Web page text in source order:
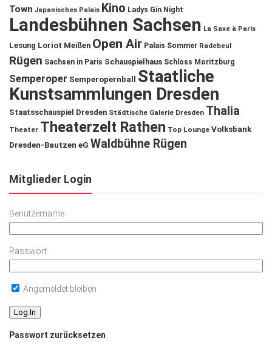
Town Japanisches Palais Kino Ladys Gin Night
Landesbühnen Sachsen La Saxe à Paris
Lesung Loriot Meißen Open Air Palais Sommer Radebeul
Rügen Sachsen in Paris Schauspielhaus Schloss Moritzburg
Semperoper Semperopernball
Staatliche
Kunstsammlungen Dresden
Staatsschauspiel Dresden Städtische Galerie Dresden Thalia
Theater Theaterzelt Rathen Top Lounge Volksbank
Dresden-Bautzen eG Waldbühne Rügen
Mitglieder Login
Benutzername
Passwort
Angemeldet bleiben
Passwort zurücksetzen